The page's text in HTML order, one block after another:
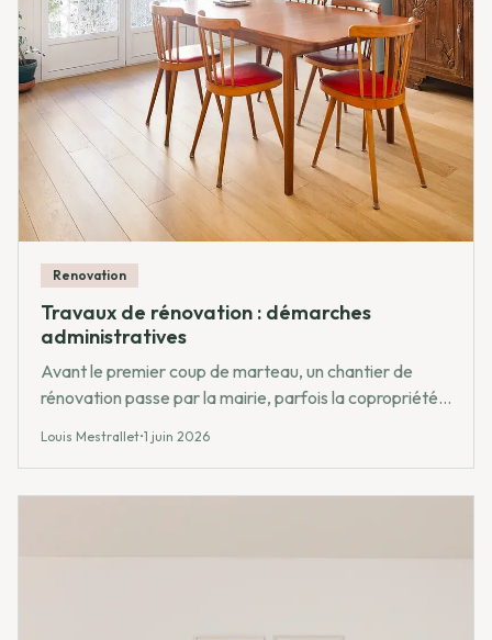
Renovation
Travaux de rénovation : démarches
administratives
Avant le premier coup de marteau, un chantier de
rénovation passe par la mairie, parfois la copropriété,
comment cadrer ces étapes sans bloquer le projet.
Louis Mestrallet•1 juin 2026